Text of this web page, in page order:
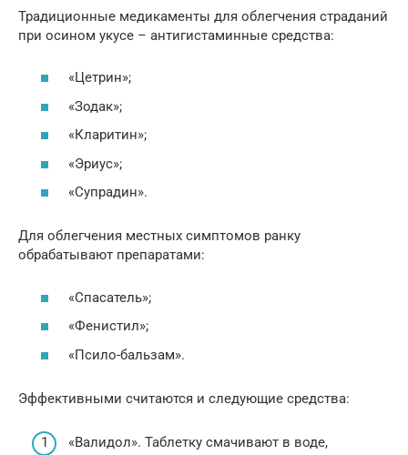
Традиционные медикаменты для облегчения страданий
при осином укусе – антигистаминные средства:
«Цетрин»;
«Зодак»;
«Кларитин»;
«Эриус»;
«Супрадин».
Для облегчения местных симптомов ранку
обрабатывают препаратами:
«Спасатель»;
«Фенистил»;
«Псило-бальзам».
Эффективными считаются и следующие средства:
«Валидол». Таблетку смачивают в воде,